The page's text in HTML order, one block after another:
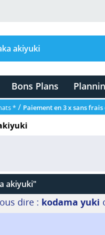
Bons Plans
* / Paiement en 3 x sans frais
akiyuki"
dire : kodama yuki